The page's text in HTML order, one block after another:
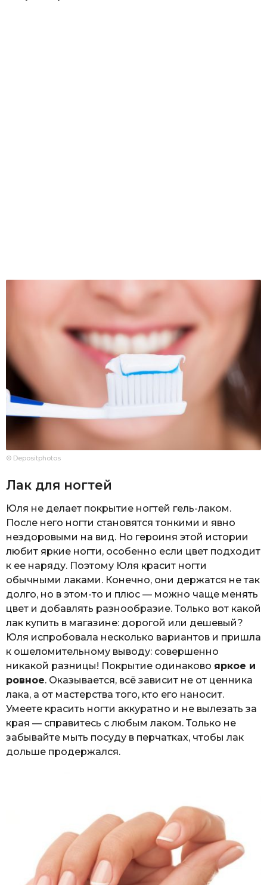
© Depositphotos
Лак для ногтей
Юля не делает покрытие ногтей гель-лаком.
После него ногти становятся тонкими и явно
нездоровыми на вид. Но героиня этой истории
любит яркие ногти, особенно если цвет подходит
к ее наряду. Поэтому Юля красит ногти
обычными лаками. Конечно, они держатся не так
долго, но в этом-то и плюс — можно чаще менять
цвет и добавлять разнообразие. Только вот какой
лак купить в магазине: дорогой или дешевый?
Юля испробовала несколько вариантов и пришла
к ошеломительному выводу: совершенно
никакой разницы! Покрытие одинаково яркое и
ровное. Оказывается, всё зависит не от ценника
лака, а от мастерства того, кто его наносит.
Умеете красить ногти аккуратно и не вылезать за
края — справитесь с любым лаком. Только не
забывайте мыть посуду в перчатках, чтобы лак
дольше продержался.